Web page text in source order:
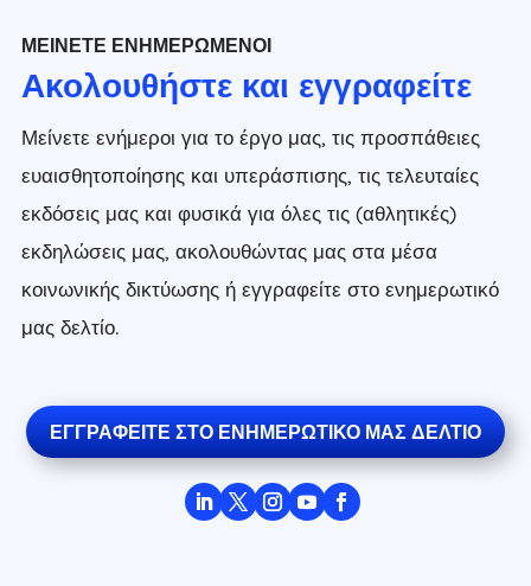
ΜΕΊΝΕΤΕ ΕΝΗΜΕΡΩΜΈΝΟΙ
Ακολουθήστε και εγγραφείτε
Μείνετε ενήμεροι για το έργο μας, τις προσπάθειες
ευαισθητοποίησης και υπεράσπισης, τις τελευταίες
εκδόσεις μας και φυσικά για όλες τις (αθλητικές)
εκδηλώσεις μας, ακολουθώντας μας στα μέσα
κοινωνικής δικτύωσης ή εγγραφείτε στο ενημερωτικό
μας δελτίο.
ΕΓΓΡΑΦΕΊΤΕ ΣΤΟ ΕΝΗΜΕΡΩΤΙΚΌ ΜΑΣ ΔΕΛΤΊΟ